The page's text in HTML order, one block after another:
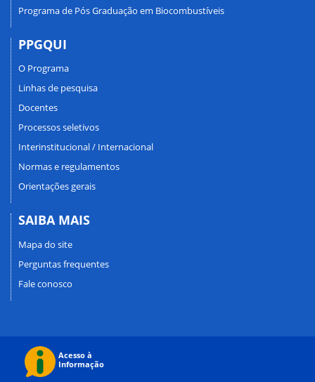
Programa de Pós Graduação em Biocombustíveis
PPGQUI
O Programa
Linhas de pesquisa
Docentes
Processos seletivos
Interinstitucional / Internacional
Normas e regulamentos
Orientações gerais
SAIBA MAIS
Mapa do site
Perguntas frequentes
Fale conosco